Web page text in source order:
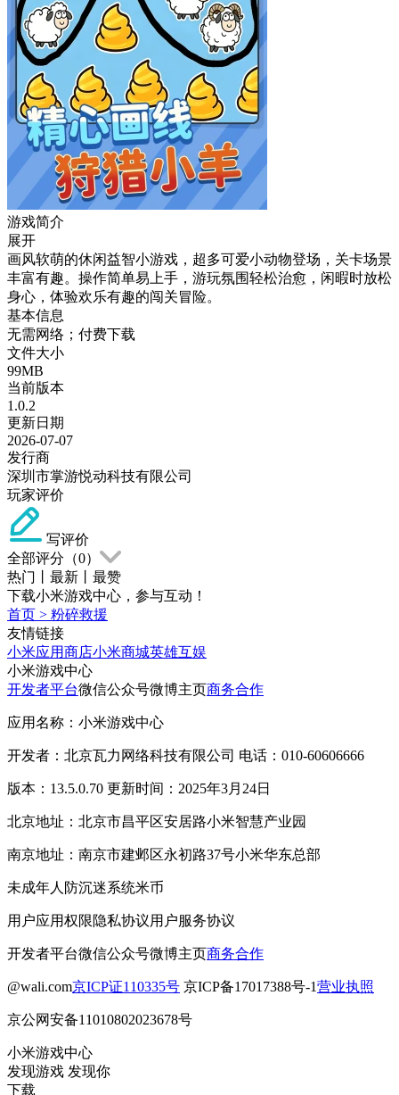
游戏简介
展开
画风软萌的休闲益智小游戏，超多可爱小动物登场，关卡场景
丰富有趣。操作简单易上手，游玩氛围轻松治愈，闲暇时放松
身心，体验欢乐有趣的闯关冒险。
基本信息
无需网络；付费下载
文件大小
99MB
当前版本
1.0.2
更新日期
2026-07-07
发行商
深圳市掌游悦动科技有限公司
玩家评价
写评价
全部评分（0）
热门
最新
最赞
下载小米游戏中心，参与互动！
首页 > 粉碎救援
友情链接
小米应用商店小米商城英雄互娱
小米游戏中心
开发者平台微信公众号微博主页商务合作
应用名称：小米游戏中心
开发者：北京瓦力网络科技有限公司 电话：010-60606666
版本：13.5.0.70 更新时间：2025年3月24日
北京地址：北京市昌平区安居路小米智慧产业园
南京地址：南京市建邺区永初路37号小米华东总部
未成年人防沉迷系统米币
用户应用权限隐私协议用户服务协议
开发者平台微信公众号微博主页商务合作
@wali.com京ICP证110335号 京ICP备17017388号-1营业执照
京公网安备11010802023678号
小米游戏中心
发现游戏 发现你
下载